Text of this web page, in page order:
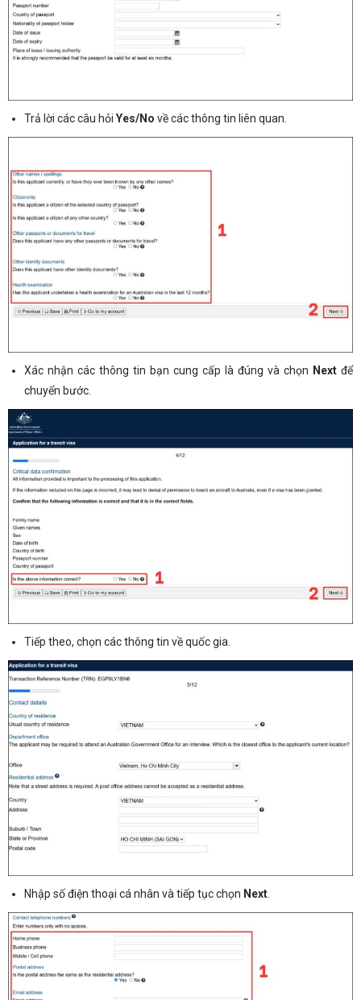
Trả lời các câu hỏi Yes/No về các thông tin liên quan.
Xác nhận các thông tin bạn cung cấp là đúng và chọn Next để
chuyển bước.
Tiếp theo, chọn các thông tin về quốc gia.
Nhập số điện thoại cá nhân và tiếp tục chọn Next